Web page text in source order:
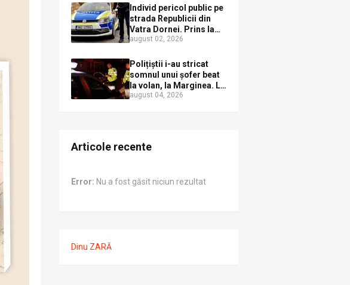
un gard de pe strada
Sirenei
Individ pericol public pe
strada Republicii din
Vatra Dornei. Prins la
volan cu mașina
plină zi
august 02, 2026
Polițiștii i-au stricat
somnul unui șofer beat
la volan, la Marginea. L-
au trezit instant cu un
august 04, 2026
Articole recente
Error: Nu a fost găsit niciun rezultat
Dinu ZARĂ